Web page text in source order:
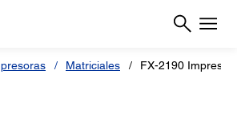
Matriciales FX-2190